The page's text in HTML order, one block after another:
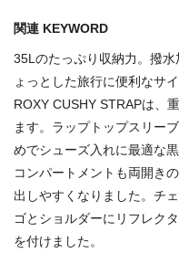
関連 KEYWORD
35Lのたっぷり収納力。撥
ょっとした旅行に便利なサ
ROXY CUSHY STRAPは、
ます。ラップトップスリー
めでシューズ入れに最適な
コンパートメントも両開き
出しやすくなりました。チ
ゴとショルダーにリフレク
を付けました。